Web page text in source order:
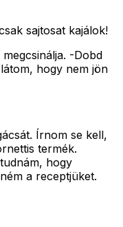
sajtosat kajálok!
-Dobd
hogy nem jön
Írnom se kell,
termék.
hogy
a receptjüket.